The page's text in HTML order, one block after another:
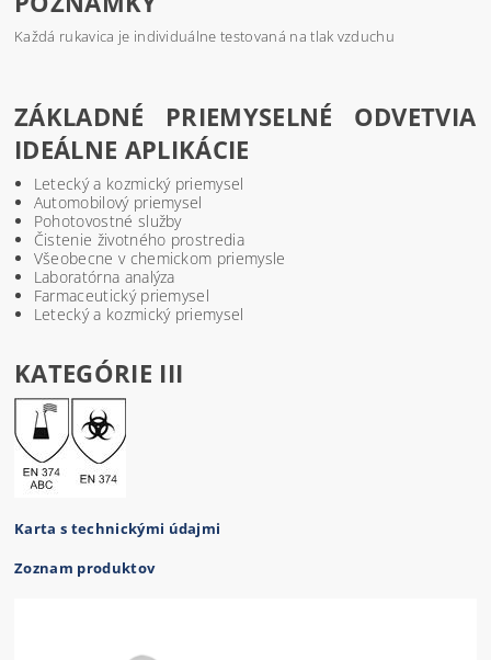
Každá rukavica je individuálne testovaná na tlak vzduchu
ZÁKLADNÉ PRIEMYSELNÉ ODVETVIA
IDEÁLNE APLIKÁCIE
Letecký a kozmický priemysel
Automobilový priemysel
Pohotovostné služby
Čistenie životného prostredia
Všeobecne v chemickom priemysle
Laboratórna analýza
Farmaceutický priemysel
Letecký a kozmický priemysel
KATEGÓRIE III
Karta s technickými údajmi
Zoznam produktov